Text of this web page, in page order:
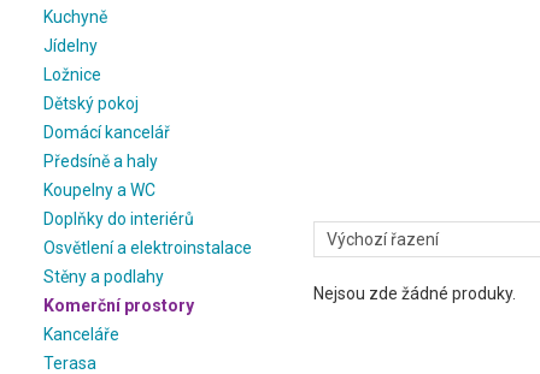
Kuchyně
Jídelny
Ložnice
Dětský pokoj
Domácí kancelář
Předsíně a haly
Koupelny a WC
Doplňky do interiérů
Osvětlení a elektroinstalace
Stěny a podlahy
Komerční prostory
Kanceláře
Terasa
Nejsou zde žádné produky.